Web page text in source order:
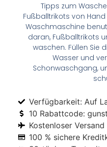
Tipps zum
Fußballtrikots von
Waschmaschine
daran, Fußballtrikots
waschen. Füllen Sie
Wasser und
Schonwaschgang,
Verfügbarkeit: Auf
10 Rabattcode:
Kostenloser
100 % sichere